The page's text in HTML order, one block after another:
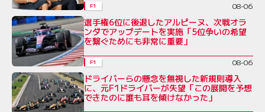
F1 08-06
選手権6位に後退したアルピーヌ、次戦オラ
ンダでアップデートを実施「5位争いの希望
を繋ぐためにも非常に重要」
F1 08-06
ドライバーらの懸念を無視した新規則導入
に、元F1ドライバーが失望「この展開を予想
できたのに誰も耳を傾けなかった」